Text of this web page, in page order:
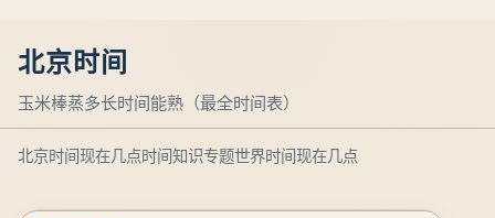
北京时间
玉米棒蒸多长时间能熟（最全时间表）
北京时间现在几点时间知识专题世界时间现在几点